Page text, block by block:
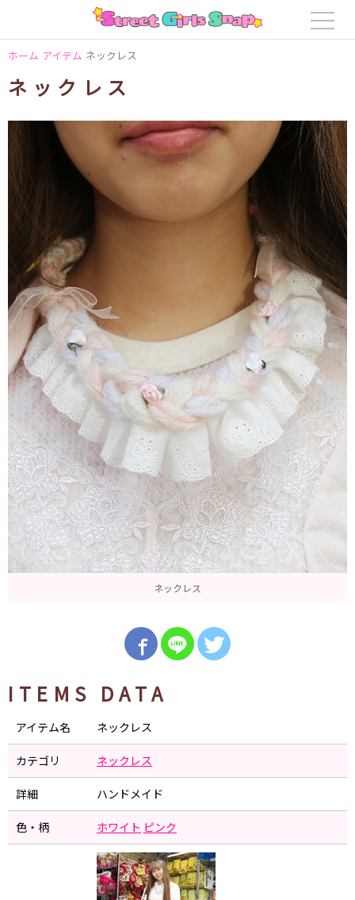
ホーム アイテム ネックレス
ネックレス
ネックレス
ITEMS DATA
アイテム名 ネックレス
カテゴリ ネックレス
詳細 ハンドメイド
色・柄 ホワイト ピンク